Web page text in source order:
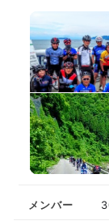
メンバー